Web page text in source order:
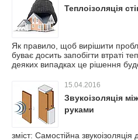
Теплоізоляція
Як правило, щоб вирішити
буває досить запобігти втраті
деяких випадках це рішення
15.04.2016
Звукоізоляція
руками
зміст: Самостійна